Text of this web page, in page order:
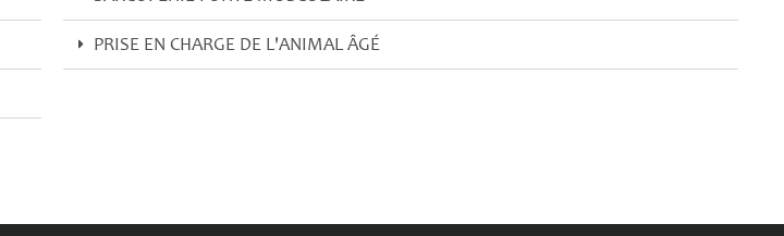
PRISE EN CHARGE DE L'ANIMAL ÂGÉ